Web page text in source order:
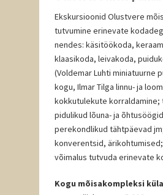
Ekskursioonid Olustvere
tutvumine erinevate
nendes: käsitöökoda,
klaasikoda, leivakoda,
(Voldemar Luhti miniatuurne
kogu, Ilmar Tilga linnu- ja
kokkutulekute korraldamine;
pidulikud lõuna- ja
perekondlikud tähtpäevad
konverentsid,
võimalus tutvuda erinevate
Kogu mõisakompleksi